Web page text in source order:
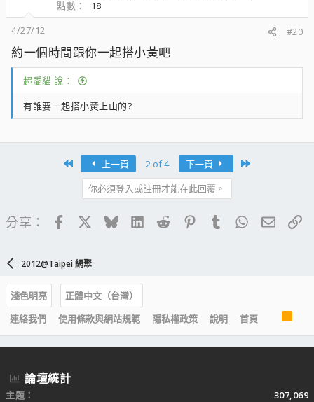
點數
18
4/27/12
#20
約一個時間跟你一起搭小黃吧
超愛貓 說：
有誰要一起搭小黃上山的?
上一頁 2 of 4 下一頁
你必須登入或註冊才能在此回覆。
分享： FacebookBlueskyLinkedIn
Reddit PinterestTumblrWhatsApp
電子
2012@Taipei 網聚
淺色明亮
正體中文（台灣）
連絡我們
使用條款與網站規範 隱私權政策 說明 首頁
R
S
S
論壇統計
主題
307,069